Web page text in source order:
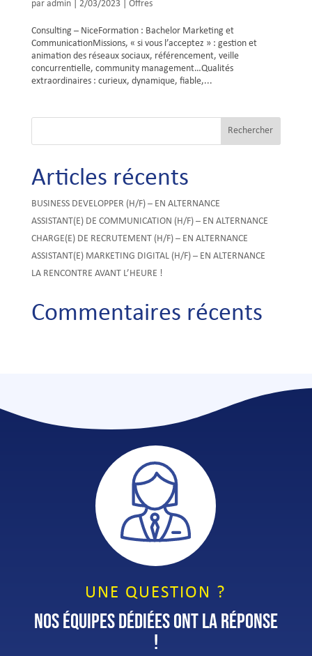
par admin| 2/03/2023| Offres
Consulting – NiceFormation : Bachelor Marketing et
CommunicationMissions, « si vous l’acceptez » : gestion et
animation des réseaux sociaux, référencement, veille
concurrentielle, community management…Qualités
extraordinaires : curieux, dynamique, fiable,...
Articles récents
BUSINESS DEVELOPPER (H/F) – EN ALTERNANCE
ASSISTANT(E) DE COMMUNICATION (H/F) – EN ALTERNANCE
CHARGE(E) DE RECRUTEMENT (H/F) – EN ALTERNANCE
ASSISTANT(E) MARKETING DIGITAL (H/F) – EN ALTERNANCE
LA RENCONTRE AVANT L’HEURE !
Commentaires récents
UNE QUESTION ?
NOS ÉQUIPES DÉDIÉES ONT LA RÉPONSE
!